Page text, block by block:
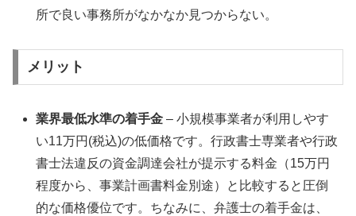
所で良い事務所がなかなか見つからない。
メリット
業界最低水準の着手金 – 小規模事業者が利用しやす
い11万円(税込)の低価格です。行政書士専業者や行政
書士法違反の資金調達会社が提示する料金（15万円
程度から、事業計画書料金別途）と比較すると圧倒
的な価格優位です。ちなみに、弁護士の着手金は、